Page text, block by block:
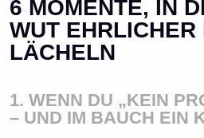
6 MOMENTE, IN
WUT
LÄCHELN
1. WENN DU „KEIN
– UND IM BAUCH EIN